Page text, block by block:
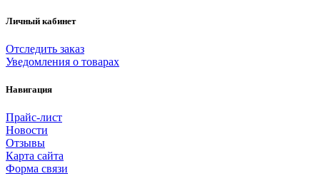
Личный кабинет
Отследить заказ
Уведомления о товарах
Навигация
Прайс-лист
Новости
Отзывы
Карта сайта
Форма связи